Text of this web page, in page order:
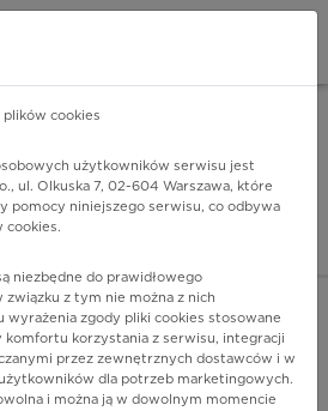
- lider
FILTRY
plików cookies
użytkowników serwisu jest
ul. Olkuska 7, 02-604 Warszawa, które
pomocy niniejszego serwisu, co odbywa
cookies.
niezbędne do prawidłowego
z tym nie można z nich
wyrażenia zgody pliki cookies stosowane
komfortu korzystania z serwisu, integracji
przez zewnętrznych dostawców i w
dla potrzeb marketingowych.
i można ją w dowolnym momencie
Google Play INSTALUJ